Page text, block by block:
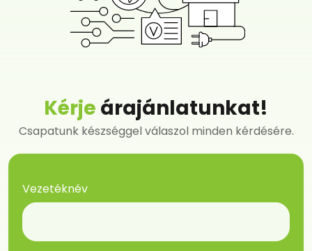
Kérje árajánlatunkat!
Csapatunk készséggel válaszol minden kérdésére.
Vezetéknév